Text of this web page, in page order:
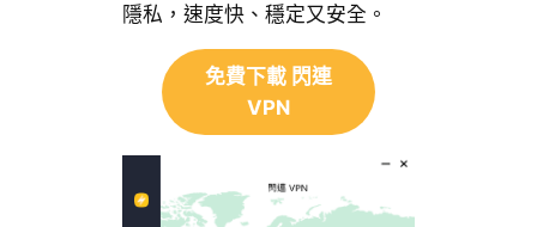
隱私，速度快、穩定又安全。
免費下載 閃連
VPN